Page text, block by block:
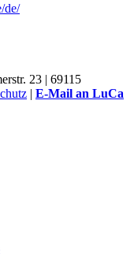
de/
23 | 69115
| E-Mail an LuCa